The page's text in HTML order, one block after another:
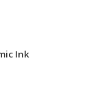
Ink